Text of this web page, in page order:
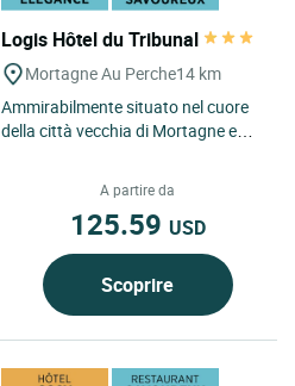
Logis Hôtel du Tribunal
Mortagne Au Perche14 km
Ammirabilmente situato nel cuore
della città vecchia di Mortagne e
A partire da
125.59 USD
Scoprire